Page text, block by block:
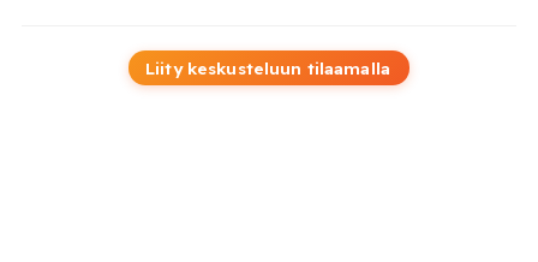
Liity keskusteluun tilaamalla